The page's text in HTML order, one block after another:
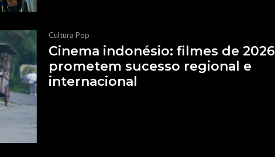
Cultura Pop
Cinema indonésio: filmes de 2026
prometem sucesso regional e
internacional